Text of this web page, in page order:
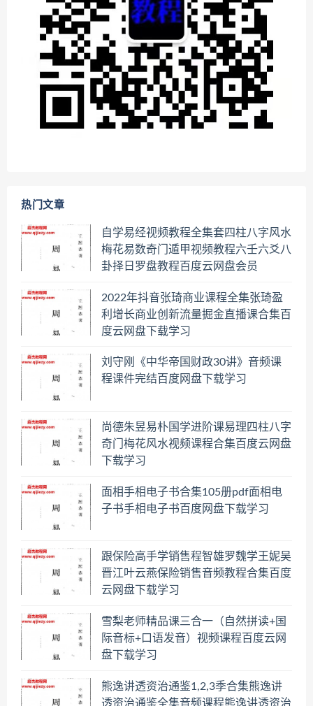
热门文章
自学易经视频教程全集套四柱八字风水
梅花易数奇门遁甲视频教程六壬六爻八
卦择日罗盘教程百度云网盘会员
2022年抖音张琦商业课程全集张琦盈
利增长商业创新流量掘金直播课合集百
度云网盘下载学习
刘守刚《中华帝国财政30讲》音频课
程课件完结百度网盘下载学习
尚德朱昱易朴国学进阶课易理四柱八字
奇门梅花风水视频课程合集百度云网盘
下载学习
面相手相电子书合集105册pdf面相电
子书手相电子书百度网盘下载学习
跟保险高手学销售程智雄罗魏学王妮吴
晋江叶云燕保险销售音频教程合集百度
云网盘下载学习
雪梨老师精品课三合一（自然拼读+国
际音标+口语发音）视频课程百度云网
盘下载学习
熊逸讲透资治通鉴1,2,3季合集熊逸讲
透资治通鉴全集音频课程熊逸讲透资治